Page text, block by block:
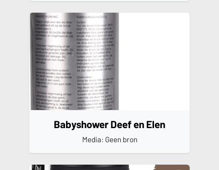
Babyshower Deef en Elen
Media: Geen bron